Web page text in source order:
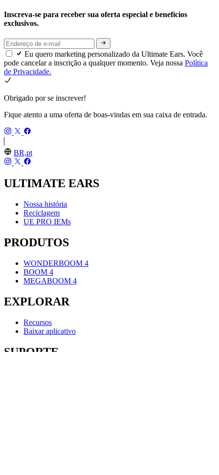
Inscreva-se para receber sua oferta especial e benefícios
exclusivos.
Eu quero marketing personalizado da Ultimate Ears. Você
pode cancelar a inscrição a qualquer momento. Veja nossa Política
de Privacidade.
Obrigado por se inscrever!
Fique atento a uma oferta de boas-vindas em sua caixa de entrada.
BR,pt
ULTIMATE EARS
Nossa história
Reciclagem
UE PRO IEMs
PRODUTOS
WONDERBOOM 4
BOOM 4
MEGABOOM 4
EXPLORAR
Recursos
Baixar aplicativo
SUPORTE